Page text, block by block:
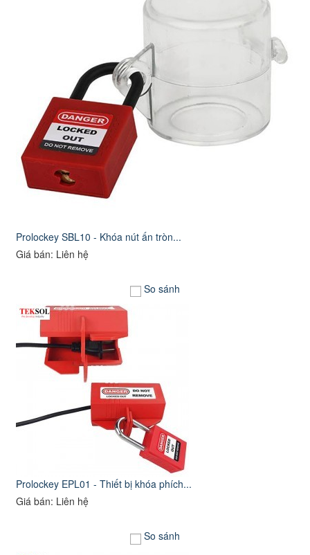
Prolockey SBL10 - Khóa nút ấn tròn...
Giá bán: Liên hệ
So sánh
Prolockey EPL01 - Thiết bị khóa phích...
Giá bán: Liên hệ
So sánh